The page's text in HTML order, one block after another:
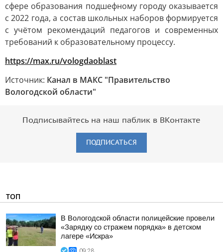
сфере образования подшефному городу оказывается
с 2022 года, а состав школьных наборов формируется
с учётом рекомендаций педагогов и современных
требований к образовательному процессу.
https://max.ru/vologdaoblast
Источник: Канал в МАКС "Правительство
Вологодской области"
Подписывайтесь на наш паблик в ВКонтакте
ПОДПИСАТЬСЯ
ТОП
В Вологодской области полицейские провели
«Зарядку со стражем порядка» в детском
лагере «Искра»